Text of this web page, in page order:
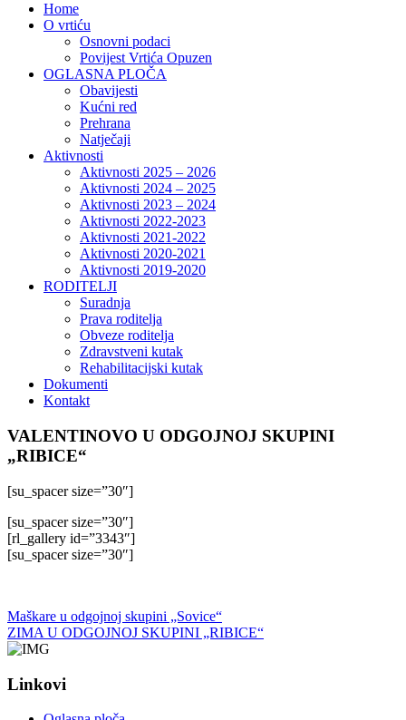
Home
O vrtiću
Osnovni podaci
Povijest Vrtića Opuzen
OGLASNA PLOČA
Obavijesti
Kućni red
Prehrana
Natječaji
Aktivnosti
Aktivnosti 2025 – 2026
Aktivnosti 2024 – 2025
Aktivnosti 2023 – 2024
Aktivnosti 2022-2023
Aktivnosti 2021-2022
Aktivnosti 2020-2021
Aktivnosti 2019-2020
RODITELJI
Suradnja
Prava roditelja
Obveze roditelja
Zdravstveni kutak
Rehabilitacijski kutak
Dokumenti
Kontakt
VALENTINOVO U ODGOJNOJ SKUPINI
„RIBICE“
[su_spacer size=”30″]
[su_spacer size=”30″]
[rl_gallery id=”3343″]
[su_spacer size=”30″]
Maškare u odgojnoj skupini „Sovice“
ZIMA U ODGOJNOJ SKUPINI „RIBICE“
Linkovi